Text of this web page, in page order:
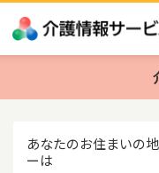
あなたのお住まいの
ーは